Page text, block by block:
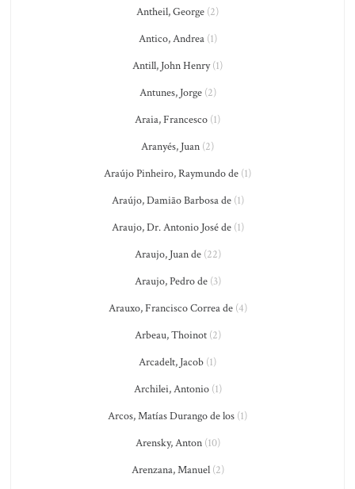
Antheil, George (2)
Antico, Andrea(1)
Antill, John Henry(1)
Antunes, Jorge(2)
Araia, Francesco (1)
Aranyés, Juan (2)
Araújo Pinheiro, Raymundo de (1)
Araújo, Damião Barbosa de(1)
Araujo, Dr. Antonio José de(1)
Araujo, Juan de(22)
Araujo, Pedro de(3)
Arauxo, Francisco Correa de(4)
Arbeau, Thoinot(2)
Arcadelt, Jacob (1)
Archilei, Antonio(1)
Arcos, Matías Durango de los (1)
Arensky, Anton(10)
Arenzana, Manuel(2)